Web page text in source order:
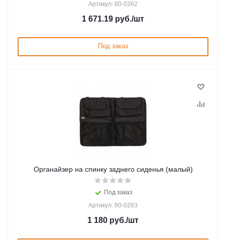
Артикул: 80-0262
1 671.19 руб./шт
Под заказ
Органайзер на спинку заднего сиденья (малый)
Под заказ
Артикул: 80-0263
1 180 руб./шт